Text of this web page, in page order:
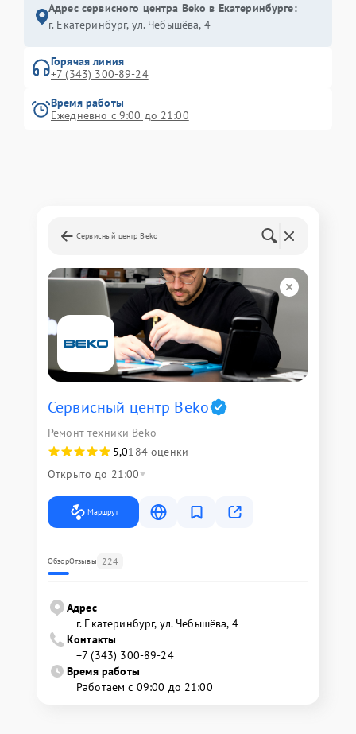
Адрес сервисного центра Beko в Екатеринбурге:
г. Екатеринбург, ул. Чебышёва, 4
Горячая линия
+7 (343) 300-89-24
Время работы
Ежедневно с 9:00 до 21:00
Сервисный центр Beko
Сервисный центр Beko
Ремонт техники Beko
5,0184 оценки
Открыто до 21:00
Маршрут
ОбзорОтзывы 224
Адрес
г. Екатеринбург, ул. Чебышёва, 4
Контакты
+7 (343) 300-89-24
Время работы
Работаем с 09:00 до 21:00